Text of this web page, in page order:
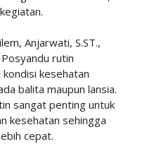
Anjarwati, S.ST.,
rutin
kondisi kesehatan
balita maupun lansia.
sangat penting untuk
kesehatan sehingga
cepat.